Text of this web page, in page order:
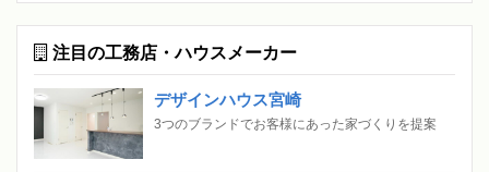
注目の工務店・ハウスメーカー
デザインハウス宮崎
3つのブランドでお客様にあった家づくりを提案